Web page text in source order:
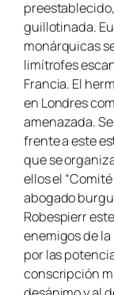
guillotinada.
monárquicas
limítrofes
Francia. El
en Londres
amenazada.
frente a este
que se
ellos el
abogado
Robespierr
enemigos de
por las
conscripción